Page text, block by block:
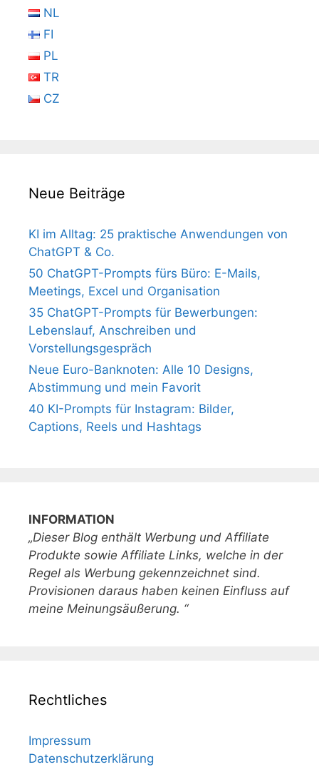
NL
FI
PL
TR
CZ
Neue Beiträge
KI im Alltag: 25 praktische Anwendungen von
ChatGPT & Co.
50 ChatGPT-Prompts fürs Büro: E-Mails,
Meetings, Excel und Organisation
35 ChatGPT-Prompts für Bewerbungen:
Lebenslauf, Anschreiben und
Vorstellungsgespräch
Neue Euro-Banknoten: Alle 10 Designs,
Abstimmung und mein Favorit
40 KI-Prompts für Instagram: Bilder,
Captions, Reels und Hashtags
INFORMATION
„Dieser Blog enthält Werbung und Affiliate
Produkte sowie Affiliate Links, welche in der
Regel als Werbung gekennzeichnet sind.
Provisionen daraus haben keinen Einfluss auf
meine Meinungsäußerung. “
Rechtliches
Impressum
Datenschutzerklärung